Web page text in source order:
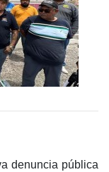
denuncia pública